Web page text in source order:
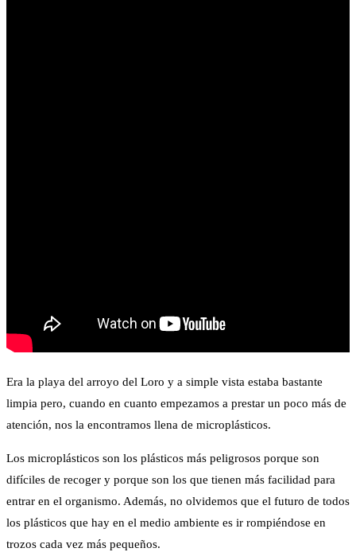
Era la playa del arroyo del Loro y a simple vista estaba bastante
limpia pero, cuando en cuanto empezamos a prestar un poco más de
atención, nos la encontramos llena de microplásticos.
Los microplásticos son los plásticos más peligrosos porque son
difíciles de recoger y porque son los que tienen más facilidad para
entrar en el organismo. Además, no olvidemos que el futuro de todos
los plásticos que hay en el medio ambiente es ir rompiéndose en
trozos cada vez más pequeños.